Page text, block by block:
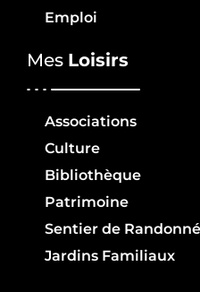
Emploi
Mes Loisirs
Associations
Culture
Bibliothèque
Patrimoine
Sentier de
Jardins Familiaux